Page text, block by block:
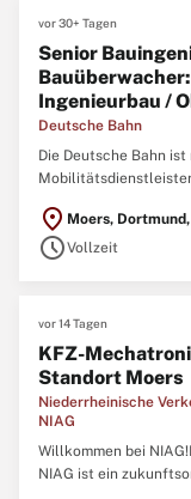
vor 30+ Tagen
Senior
Ingenieurbau /
Deutsche Bahn
Die Deutsche Bahn
Gleise und
halten, arbeiten
location_on Moers,
scheduleVollzeit
vor 14 Tagen
KFZ-
Standort Moers
Niederrheinische
NIAG
Willkommen bei
NIAG ist ein